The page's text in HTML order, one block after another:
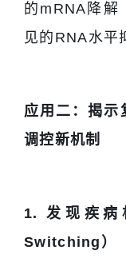
的mRNA降解
见的RNA水平
应用二：揭示
调控新机制
1. 发现疾病
Switching）